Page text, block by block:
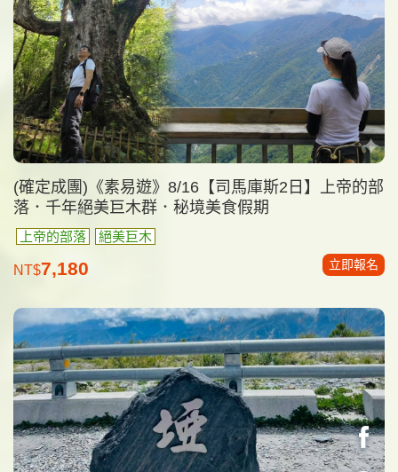
(確定成團)《素易遊》8/16【司馬庫斯2日】上帝的部
落．千年絕美巨木群．秘境美食假期
上帝的部落 絕美巨木
NT$7,180 立即報名